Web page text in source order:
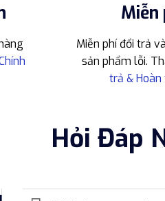
Miễn
Miễn phí đổi trả
sản phẩm lỗi.
trả & Hoàn
Hỏi Đáp